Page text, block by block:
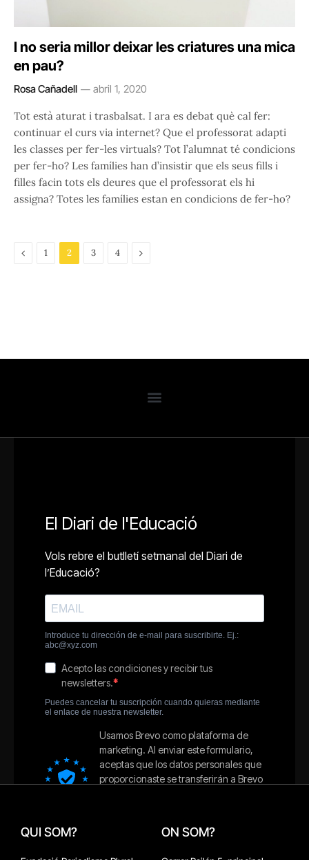
I no seria millor deixar les criatures una mica
en pau?
Rosa Cañadell abril 1, 2020
Tot està aturat i trasbalsat. I ara es debat què cal fer:
continuar el curs via internet? Que el professorat adapti
les classes per fer-les virtuals? Tot l’alumnat té condicions
per fer-ho? Les famílies han d’insistir que els seus fills i
filles facin tots els deures que el professorat els hi
assigna? Totes les famílies estan en condicions de fer-ho?
Previous
1 2 3 4 Next
QUI SOM? ON SOM?